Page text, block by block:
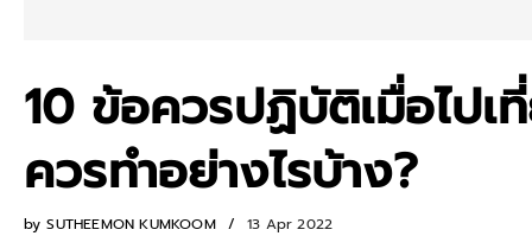
10 ข้อควรปฏิบัติเมื่อไปเ
ควรทำอย่างไรบ้าง?
by SUTHEEMON KUMKOOM 13 Apr 2022